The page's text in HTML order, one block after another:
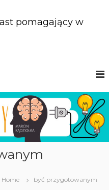
pomagający w
Home być przygotowanym